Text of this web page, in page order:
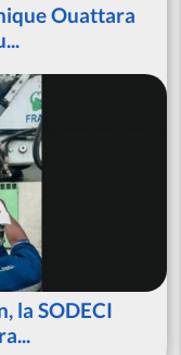
Ouattara
la SODECI